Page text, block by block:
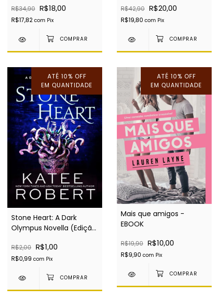
R$34,90 R$18,00
R$17,82 com Pix
R$42,90 R$20,00
R$19,80 com Pix
ATÉ 10% OFF
EM QUANTIDADE
Stone Heart: A Dark
Olympus Novella (Edição
R$2,00 R$1,00
R$0,99 com Pix
ATÉ 10% OFF
EM QUANTIDADE
Mais que amigos -
EBOOK
R$19,90 R$10,00
R$9,90 com Pix